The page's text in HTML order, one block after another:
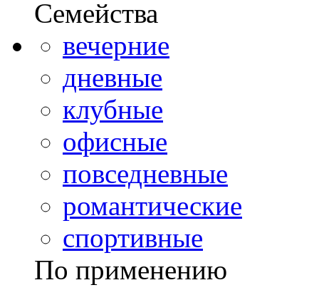
Семейства
вечерние
дневные
клубные
офисные
повседневные
романтические
спортивные
По применению